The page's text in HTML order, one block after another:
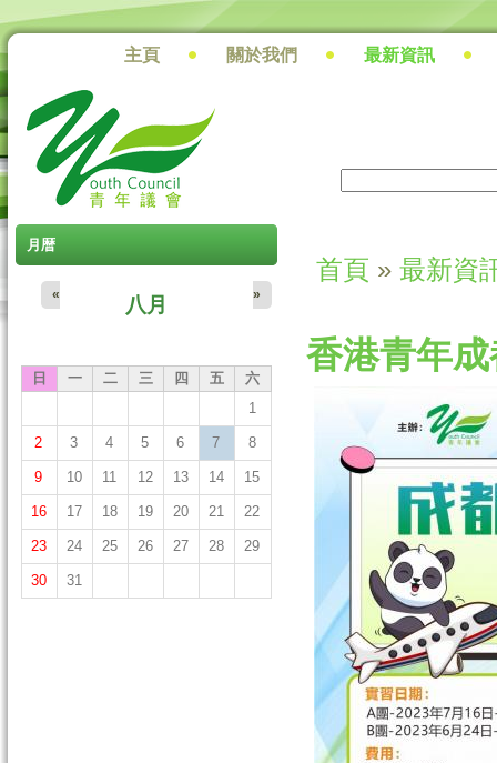
搜尋
主頁 關於我們 最新資訊
月暦
八月
« »
日 一 二 三 四 五
六
1
2 3 4 5 6 7 8
9 10 11 12 13 14 15
16 17 18 19 20 21 22
23 24 25 26 27 28 29
30 31
您在這裡
首頁 »最新資
香港青年